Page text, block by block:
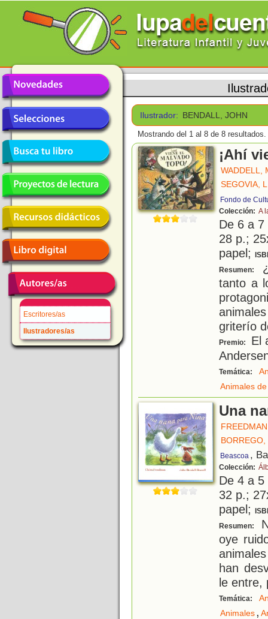
Escritores/as
Ilustradores/as
Ilustrador: BENDALL, JOHN
Mostrando del 1 al 8 de 8 resultados.
¡Ahí
WADDELL,
SEGOVIA,
Fondo de
Colección: A
De 6 a
28 p.;
papel;
Resumen:
tanto a
griterío
Premio:
El
Temática:
Animales
Una
Beascoa ,
Colección:
De 4 a
32 p.;
papel;
Resumen:
oye
han
le entre,
Temática:
Animales,